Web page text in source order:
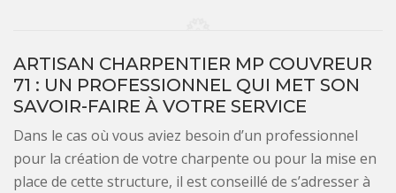
ARTISAN CHARPENTIER MP COUVREUR
71 : UN PROFESSIONNEL QUI MET SON
SAVOIR-FAIRE À VOTRE SERVICE
Dans le cas où vous aviez besoin d’un professionnel
pour la création de votre charpente ou pour la mise en
place de cette structure, il est conseillé de s’adresser à